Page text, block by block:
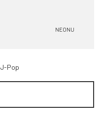
NEONU
J-Pop